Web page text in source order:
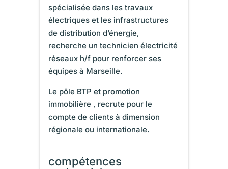
spécialisée dans les travaux
électriques et les infrastructures
de distribution d’énergie,
recherche un technicien électricité
réseaux h/f pour renforcer ses
équipes à Marseille.
Le pôle BTP et promotion
immobilière , recrute pour le
compte de clients à dimension
régionale ou internationale.
compétences